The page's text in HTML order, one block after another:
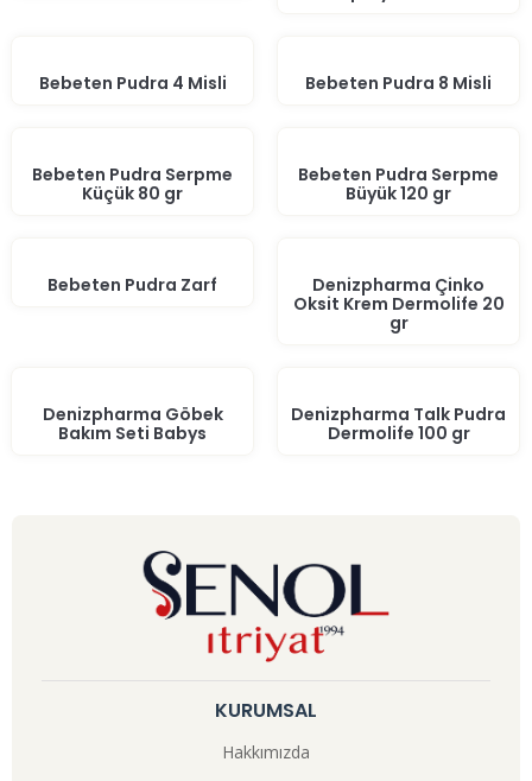
Bebeten Pudra 4 Misli Bebeten Pudra 8 Misli
Bebeten Pudra Serpme
Küçük 80 gr
Bebeten Pudra Serpme
Büyük 120 gr
Bebeten Pudra Zarf
Denizpharma Çinko
Oksit Krem Dermolife 20
gr
Denizpharma Göbek
Bakım Seti Babys
Denizpharma Talk Pudra
Dermolife 100 gr
KURUMSAL
Hakkımızda